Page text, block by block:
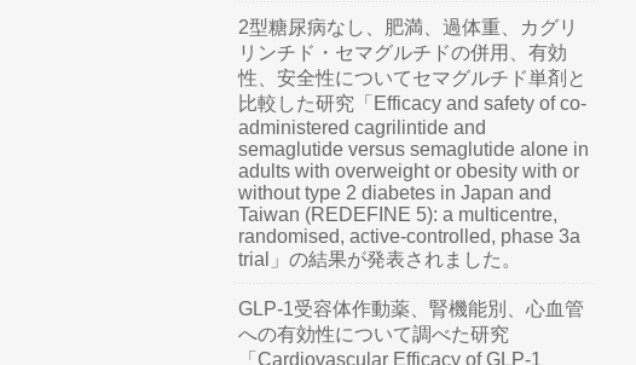
2型糖尿病なし、肥満、過体重、カグリ
リンチド・セマグルチドの併用、有効
性、安全性についてセマグルチド単剤と
比較した研究「Efficacy and safety of co-
administered cagrilintide and
semaglutide versus semaglutide alone in
adults with overweight or obesity with or
without type 2 diabetes in Japan and
Taiwan (REDEFINE 5): a multicentre,
randomised, active-controlled, phase 3a
trial」の結果が発表されました。
GLP-1受容体作動薬、腎機能別、心血管
への有効性について調べた研究
「Cardiovascular Efficacy of GLP-1